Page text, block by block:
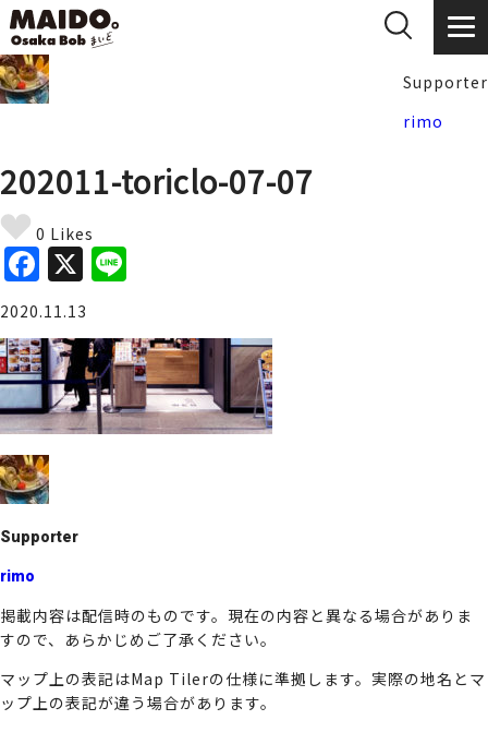
Supporter
rimo
202011-toriclo-07-07
0 Likes
F
a
c
e
b
o
o
k
X
e
2020.11.13
Supporter
rimo
掲載内容は配信時のものです。現在の内容と異なる場合がありま
すので、あらかじめご了承ください。
マップ上の表記はMap Tilerの仕様に準拠します。実際の地名とマ
ップ上の表記が違う場合があります。